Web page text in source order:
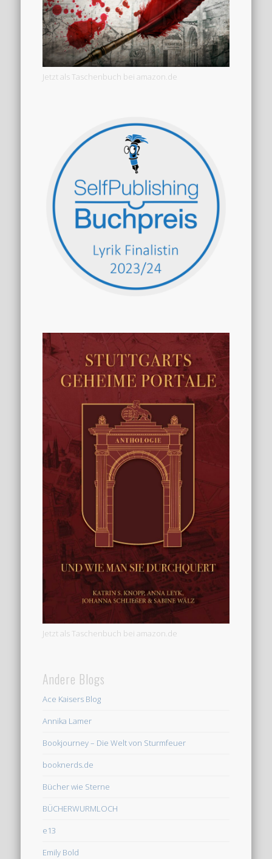
Jetzt als Taschenbuch bei amazon.de
Jetzt als Taschenbuch bei amazon.de
Andere Blogs
Ace Kaisers Blog
Annika Lamer
Bookjourney – Die Welt von Sturmfeuer
booknerds.de
Bücher wie Sterne
BÜCHERWURMLOCH
e13
Emily Bold